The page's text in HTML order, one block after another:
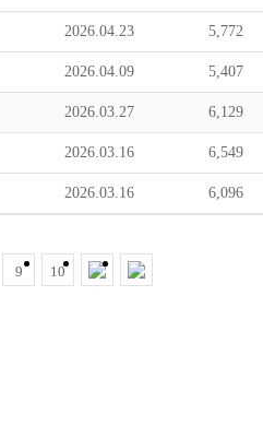
2026.04.23 5,772
2026.04.09 5,407
2026.03.27 6,129
2026.03.16 6,549
2026.03.16 6,096
9 10